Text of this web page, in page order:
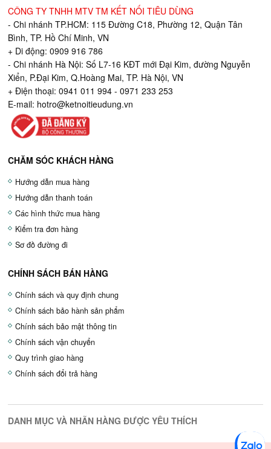
CÔNG TY TNHH MTV TM KẾT NỐI TIÊU DÙNG
- Chi nhánh TP.HCM: 115 Đường C18, Phường 12, Quận Tân
Bình, TP. Hồ Chí Minh, VN
+ Di động: 0909 916 786
- Chi nhánh Hà Nội: Số L7-16 KĐT mới Đại Kim, đường Nguyễn
Xiển, P.Đại Kim, Q.Hoàng Mai, TP. Hà Nội, VN
+ Điện thoại: 0941 011 994 - 0971 233 253
E-mail: hotro@ketnoitieudung.vn
CHĂM SÓC KHÁCH HÀNG
Hướng dẫn mua hàng
Hướng dẫn thanh toán
Các hình thức mua hàng
Kiểm tra đơn hàng
Sơ đồ đường đi
CHÍNH SÁCH BÁN HÀNG
Chính sách và quy định chung
Chính sách bảo hành sản phẩm
Chính sách bảo mật thông tin
Chính sách vận chuyển
Quy trình giao hàng
Chính sách đổi trả hàng
DANH MỤC VÀ NHÃN HÀNG ĐƯỢC YÊU THÍCH